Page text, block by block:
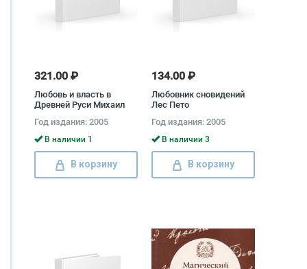
321.00 ₽
Любовь и власть в
Древней Руси Михаил
Год издания: 2005
В наличии 1
В корзину
134.00 ₽
Любовник сновидений
Лес Пето
Год издания: 2005
В наличии 3
В корзину